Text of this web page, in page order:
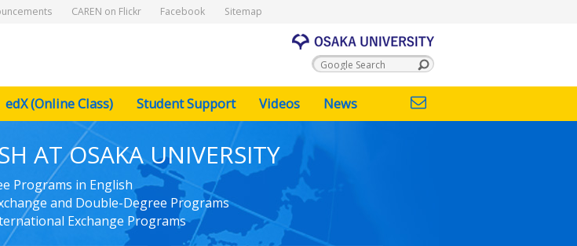
CAREN on Flickr Facebook Sitemap
edX (Online Class) Student Support Videos News
AT OSAKA UNIVERSITY
Programs in English
and Double-Degree Programs
Exchange Programs